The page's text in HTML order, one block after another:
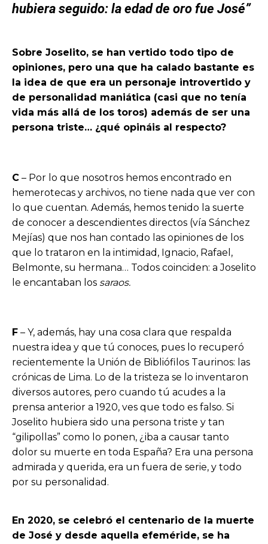
hubiera seguido: la edad de oro fue José”
Sobre Joselito, se han vertido todo tipo de
opiniones, pero una que ha calado bastante es
la idea de que era un personaje introvertido y
de personalidad maniática (casi que no tenía
vida más allá de los toros) además de ser una
persona triste… ¿qué opináis al respecto?
C – Por lo que nosotros hemos encontrado en
hemerotecas y archivos, no tiene nada que ver con
lo que cuentan. Además, hemos tenido la suerte
de conocer a descendientes directos (vía Sánchez
Mejías) que nos han contado las opiniones de los
que lo trataron en la intimidad, Ignacio, Rafael,
Belmonte, su hermana… Todos coinciden: a Joselito
le encantaban los saraos.
F – Y, además, hay una cosa clara que respalda
nuestra idea y que tú conoces, pues lo recuperó
recientemente la Unión de Bibliófilos Taurinos: las
crónicas de Lima. Lo de la tristeza se lo inventaron
diversos autores, pero cuando tú acudes a la
prensa anterior a 1920, ves que todo es falso. Si
Joselito hubiera sido una persona triste y tan
“gilipollas” como lo ponen, ¿iba a causar tanto
dolor su muerte en toda España? Era una persona
admirada y querida, era un fuera de serie, y todo
por su personalidad.
En 2020, se celebró el centenario de la muerte
de José y desde aquella efeméride, se ha